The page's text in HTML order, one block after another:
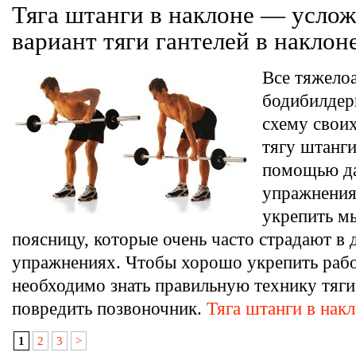
Тяга штанги в наклоне —
вариант тяги гантелей в
Все
схему
тягу
помощью
укрепить
поясницу, которые очень часто страдают в
упражнениях. Чтобы хорошо укрепить
необходимо знать правильную технику
повредить позвоночник. Тяга штанги в
1 2 3 >